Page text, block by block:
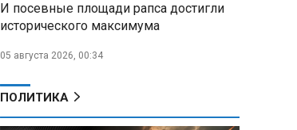
И посевные площади рапса достигли
исторического максимума
05 августа 2026, 00:34
ПОЛИТИКА